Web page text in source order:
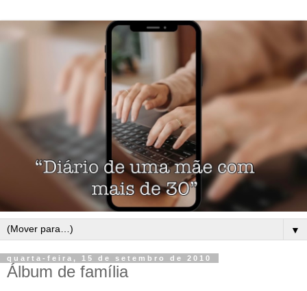
▼
quarta-feira, 15 de setembro de 2010
Álbum de família